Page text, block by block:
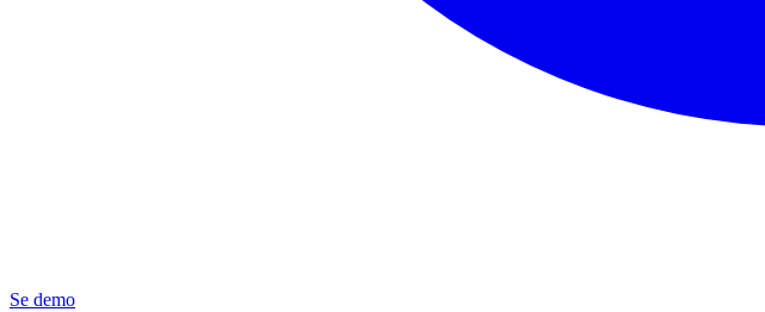
Se demo